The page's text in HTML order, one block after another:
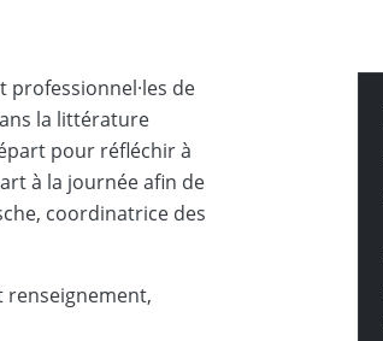
professionnel·les de
la littérature
pour réfléchir à
à la journée afin de
coordinatrice des
renseignement,